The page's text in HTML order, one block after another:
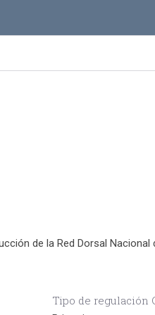
de la Red Dorsal Nacional
Tipo de regulación